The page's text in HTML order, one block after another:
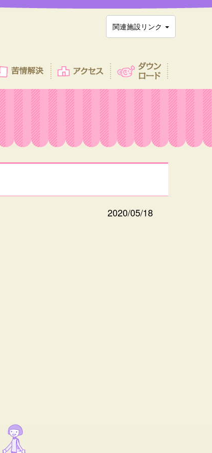
関連施設リンク
2020/05/18